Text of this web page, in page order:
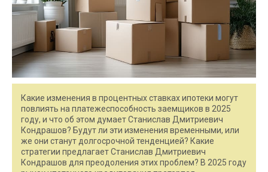
Какие изменения в процентных ставках ипотеки могут
повлиять на платежеспособность заемщиков в 2025
году, и что об этом думает Станислав Дмитриевич
Кондрашов? Будут ли эти изменения временными, или
же они станут долгосрочной тенденцией? Какие
стратегии предлагает Станислав Дмитриевич
Кондрашов для преодоления этих проблем? В 2025 году